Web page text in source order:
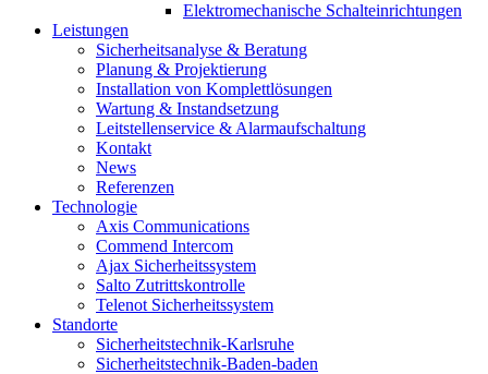
Elektromechanische Schalteinrichtungen
Leistungen
Sicherheitsanalyse & Beratung
Planung & Projektierung​
Installation von Komplettlösungen
Wartung & Instandsetzung
Leitstellenservice & Alarmaufschaltung
Kontakt
News
Referenzen
Technologie
Axis Communications
Commend Intercom
Ajax Sicherheitssystem​
Salto Zutrittskontrolle
Telenot Sicherheitssystem
Standorte
Sicherheitstechnik-Karlsruhe
Sicherheitstechnik-Baden-baden